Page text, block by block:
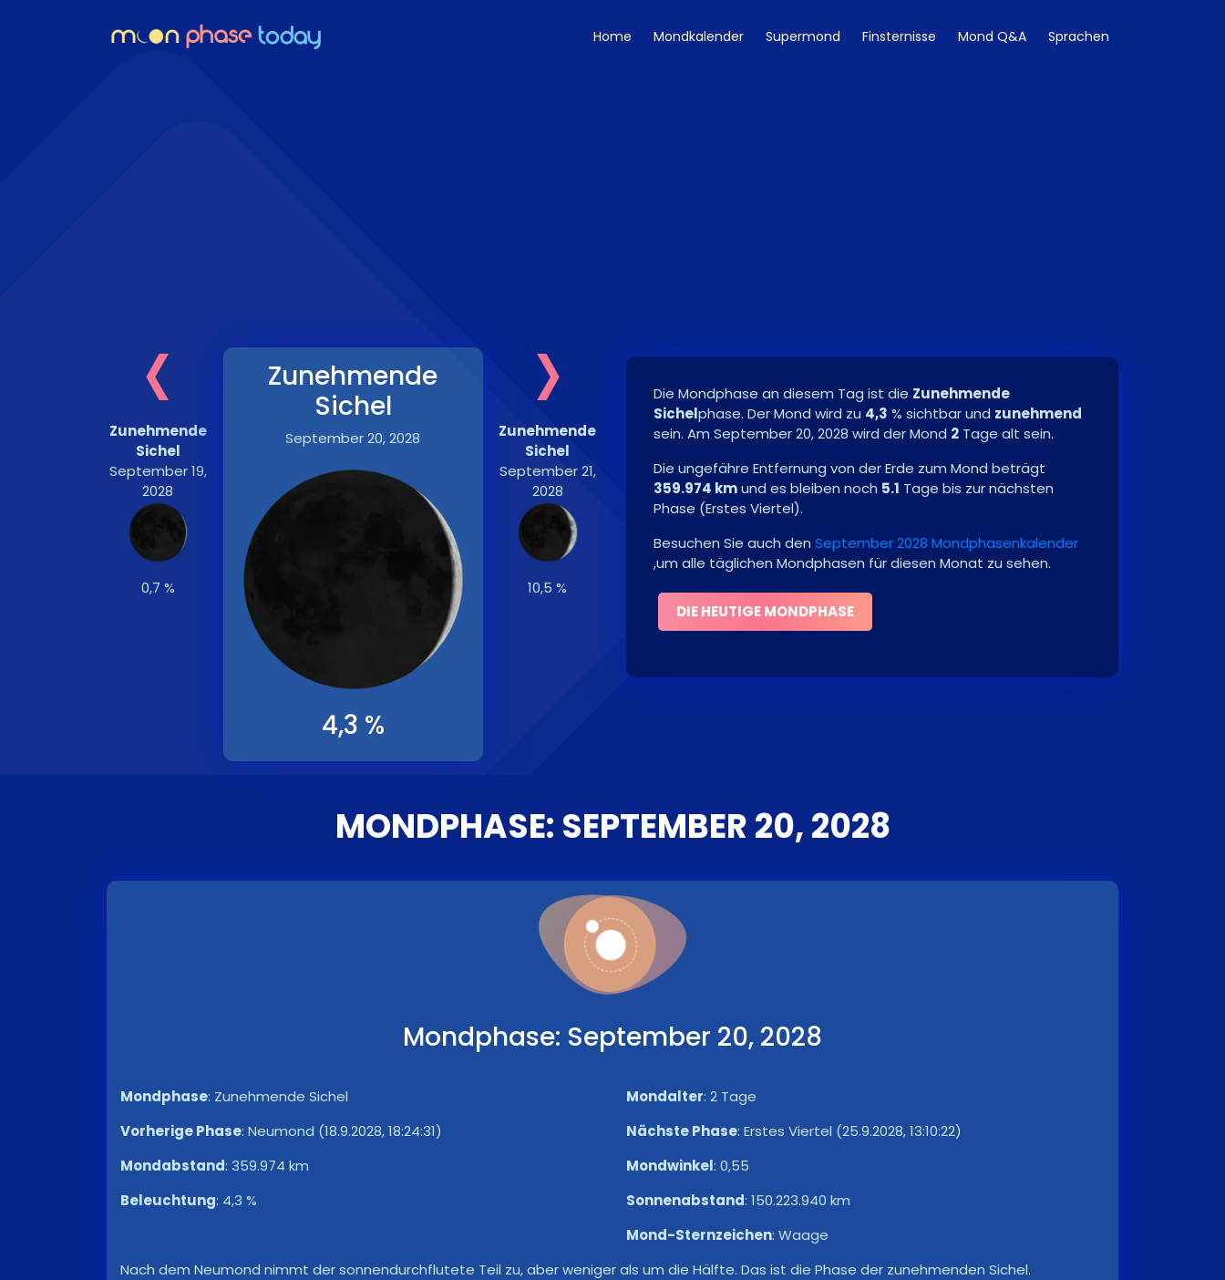
Home Mondkalender Supermond Finsternisse Mond Q&A Sprachen
‹
Zunehmende
Sichel
September 19,
2028
0,7 %
Zunehmende
Sichel
September 20, 2028
4,3 %
›
Zunehmende
Sichel
September 21,
2028
10,5 %
Die Mondphase an diesem Tag ist die Zunehmende
Sichelphase. Der Mond wird zu 4,3 % sichtbar und zunehmend
sein. Am September 20, 2028 wird der Mond 2 Tage alt sein.
Die ungefähre Entfernung von der Erde zum Mond beträgt
359.974 kmund es bleiben noch 5.1 Tage bis zur nächsten
Phase (Erstes Viertel).
Besuchen Sie auch den September 2028 Mondphasenkalender
,um alle täglichen Mondphasen für diesen Monat zu sehen.
DIE HEUTIGE MONDPHASE
MONDPHASE: SEPTEMBER 20, 2028
Mondphase: September 20, 2028
Mondphase: Zunehmende Sichel
Vorherige Phase: Neumond (18.9.2028, 18:24:31)
Mondabstand: 359.974 km
Beleuchtung: 4,3 %
Mondalter: 2 Tage
Nächste Phase: Erstes Viertel (25.9.2028, 13:10:22)
Mondwinkel: 0,55
Sonnenabstand: 150.223.940 km
Mond-Sternzeichen: Waage
Nach dem Neumond nimmt der sonnendurchflutete Teil zu, aber weniger als um die Hälfte. Das ist die Phase der zunehmenden Sichel.